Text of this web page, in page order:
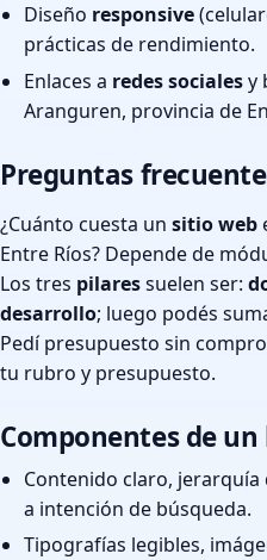
Diseño responsive
prácticas de rendimiento.
Enlaces a redes socialesy
Aranguren, provincia de
Preguntas
¿Cuánto cuesta un sitio web
Entre Ríos? Depende de
Los tres pilaressuelen ser:
desarrollo; luego podés
Pedí presupuesto sin
tu rubro y presupuesto.
Componentes de
Contenido claro,
a intención de búsqueda.
Tipografías legibles,